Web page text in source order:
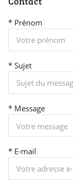
* Prénom
* Sujet
* Message
* E-mail